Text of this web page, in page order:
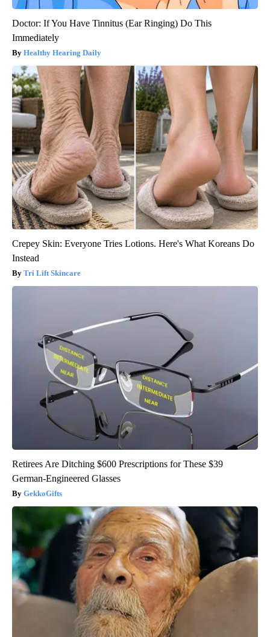
Doctor: If You Have Tinnitus (Ear Ringing) Do This
Immediately
Healthy Hearing Daily
Crepey Skin: Everyone Tries Lotions. Here's What Koreans Do
Instead
Tri Lift Skincare
Retirees Are Ditching $600 Prescriptions for These $39
German-Engineered Glasses
GekkoGifts